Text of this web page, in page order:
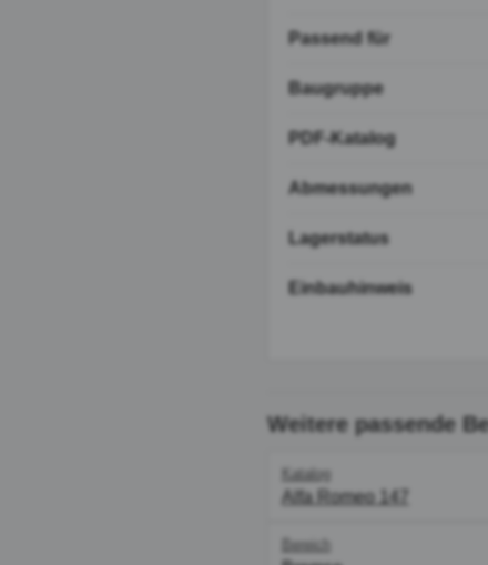
Passend für
Baugruppe
PDF-Katalog
Abmessungen
Lagerstatus
Einbauhinweis
Weitere passende
Katalog
Alfa Romeo 147
Bereich